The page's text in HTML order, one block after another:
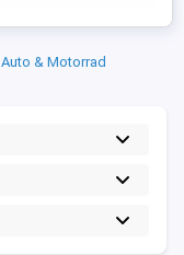
Auto & Motorrad